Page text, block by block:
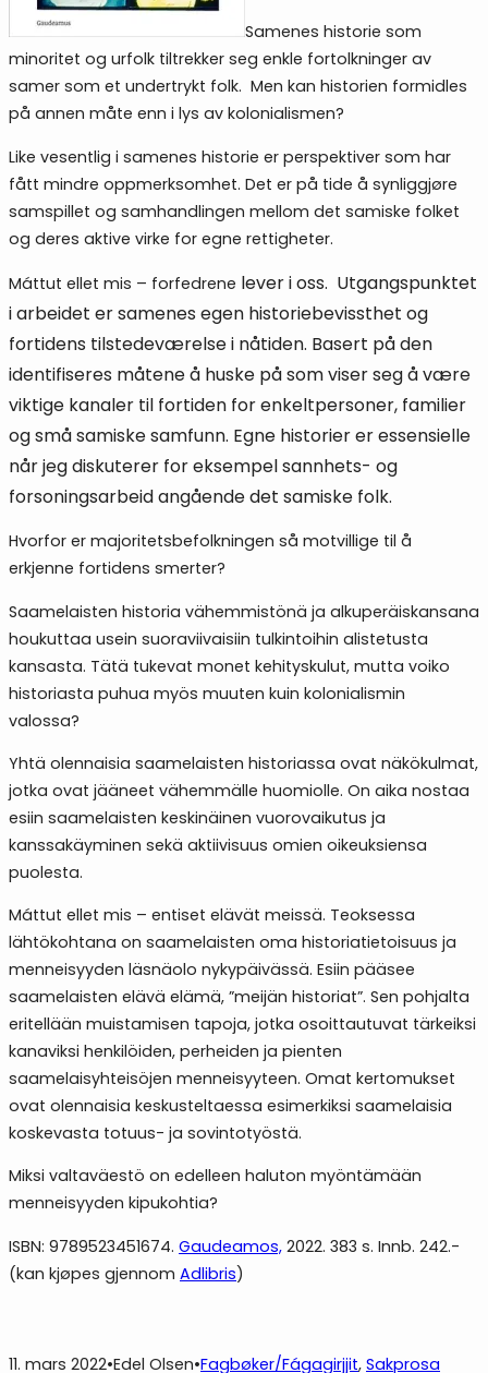
Samenes historie som
minoritet og urfolk tiltrekker seg enkle fortolkninger av
samer som et undertrykt folk. Men kan historien formidles
på annen måte enn i lys av kolonialismen?
Like vesentlig i samenes historie er perspektiver som har
fått mindre oppmerksomhet. Det er på tide å synliggjøre
samspillet og samhandlingen mellom det samiske folket
og deres aktive virke for egne rettigheter.
Máttut ellet mis – forfedrene lever i oss. Utgangspunktet
i arbeidet er samenes egen historiebevissthet og
fortidens tilstedeværelse i nåtiden. Basert på den
identifiseres måtene å huske på som viser seg å være
viktige kanaler til fortiden for enkeltpersoner, familier
og små samiske samfunn. Egne historier er essensielle
når jeg diskuterer for eksempel sannhets- og
forsoningsarbeid angående det samiske folk.
Hvorfor er majoritetsbefolkningen så motvillige til å
erkjenne fortidens smerter?
Saamelaisten historia vähemmistönä ja alkuperäiskansana
houkuttaa usein suoraviivaisiin tulkintoihin alistetusta
kansasta. Tätä tukevat monet kehityskulut, mutta voiko
historiasta puhua myös muuten kuin kolonialismin
valossa?
Yhtä olennaisia saamelaisten historiassa ovat näkökulmat,
jotka ovat jääneet vähemmälle huomiolle. On aika nostaa
esiin saamelaisten keskinäinen vuorovaikutus ja
kanssakäyminen sekä aktiivisuus omien oikeuksiensa
puolesta.
Máttut ellet mis – entiset elävät meissä. Teoksessa
lähtökohtana on saamelaisten oma historiatietoisuus ja
menneisyyden läsnäolo nykypäivässä. Esiin pääsee
saamelaisten elävä elämä, ”meijän historiat”. Sen pohjalta
eritellään muistamisen tapoja, jotka osoittautuvat tärkeiksi
kanaviksi henkilöiden, perheiden ja pienten
saamelaisyhteisöjen menneisyyteen. Omat kertomukset
ovat olennaisia keskusteltaessa esimerkiksi saamelaisia
koskevasta totuus- ja sovintotyöstä.
Miksi valtaväestö on edelleen haluton myöntämään
menneisyyden kipukohtia?
ISBN: 9789523451674. Gaudeamos, 2022. 383 s. Innb. 242.-
(kan kjøpes gjennom Adlibris)
11. mars 2022•Edel Olsen•Fagbøker/Fágagirjjit, Sakprosa